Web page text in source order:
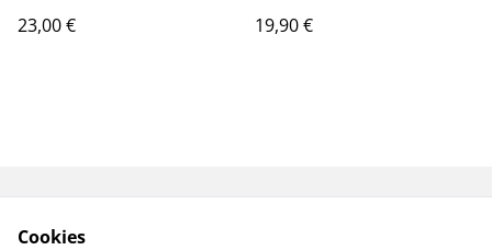
23,00 €
19,90 €
Cookies